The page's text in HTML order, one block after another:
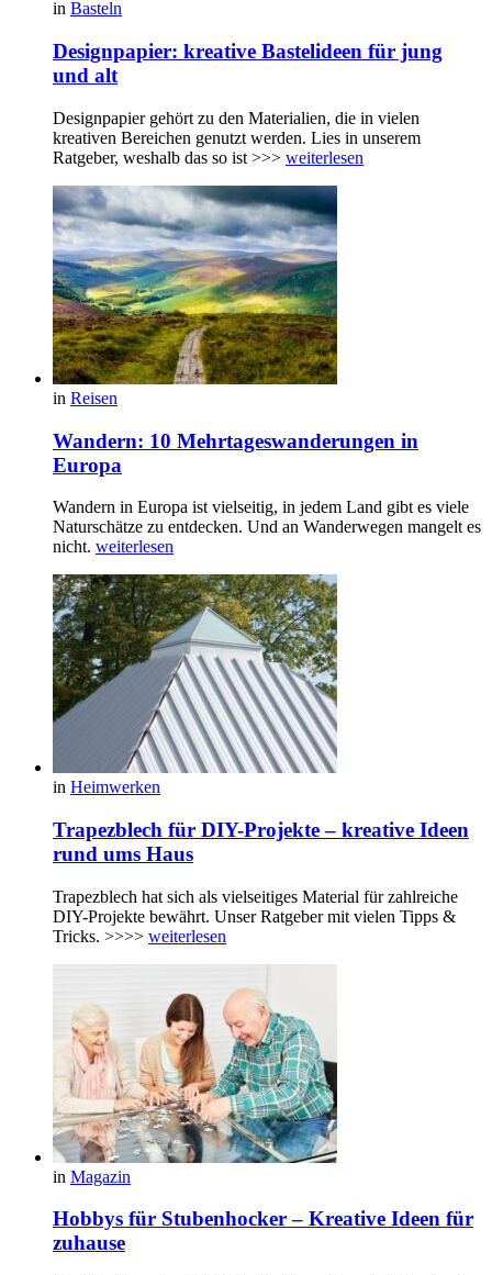
in Basteln
Designpapier: kreative Bastelideen für jung
und alt
Designpapier gehört zu den Materialien, die in vielen
kreativen Bereichen genutzt werden. Lies in unserem
Ratgeber, weshalb das so ist >>> weiterlesen
in Reisen
Wandern: 10 Mehrtageswanderungen in
Europa
Wandern in Europa ist vielseitig, in jedem Land gibt es viele
Naturschätze zu entdecken. Und an Wanderwegen mangelt es
nicht. weiterlesen
in Heimwerken
Trapezblech für DIY-Projekte – kreative Ideen
rund ums Haus
Trapezblech hat sich als vielseitiges Material für zahlreiche
DIY-Projekte bewährt. Unser Ratgeber mit vielen Tipps &
Tricks. >>>> weiterlesen
in Magazin
Hobbys für Stubenhocker – Kreative Ideen für
zuhause